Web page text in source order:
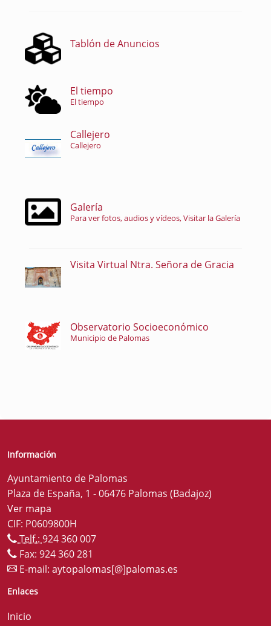
Tablón de Anuncios
El tiempo
El tiempo
Callejero
Callejero
Galería
Para ver fotos, audios y vídeos, Visitar la Galería
Visita Virtual Ntra. Señora de Gracia
Observatorio Socioeconómico
Municipio de Palomas
Información
Ayuntamiento de Palomas
Plaza de España, 1 - 06476 Palomas (Badajoz)
Ver mapa
CIF: P0609800H
Telf.: 924 360 007
Fax: 924 360 281
E-mail: aytopalomas[@]palomas.es
Enlaces
Inicio